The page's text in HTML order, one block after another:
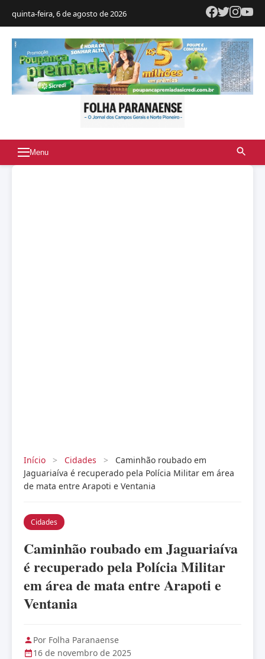
quinta-feira, 6 de agosto de 2026
Menu
Início > Cidades >
Caminhão roubado em
Jaguariaíva é recuperado pela Polícia Militar em área
de mata entre Arapoti e Ventania
Cidades
Caminhão roubado em Jaguariaíva
é recuperado pela Polícia Militar
em área de mata entre Arapoti e
Ventania
Por Folha Paranaense
16 de novembro de 2025